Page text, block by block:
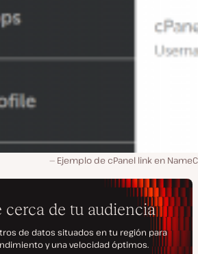
Ejemplo de cPanel link en